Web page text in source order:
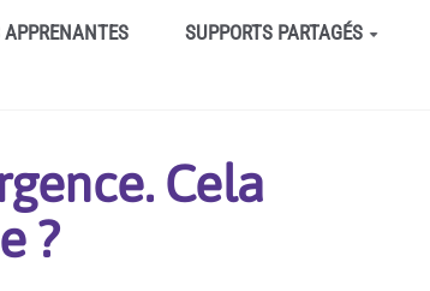
SUPPORTS PARTAGÉS
Cela
?